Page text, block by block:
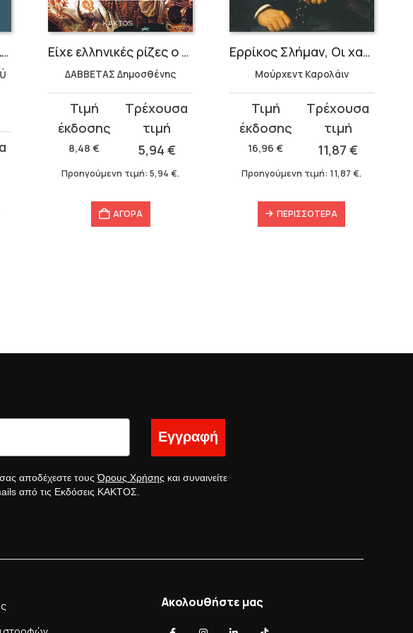
Ιωάννης Α, Καποδίστριας Είχε ελληνικές ρίζες ο Μ. Ναπολέων;
ΔΑΒΒΕΤΑΣ Δημοσθένης
8,48€
Original
price
was:
8,48 €.
5,94 €
τρέχουσα
τιμή
είναι:
Προηγούμενη τιμή:5,94€.
ΑΓΟΡΑ
Ερρίκος Σλήμαν, Οι χαμένοι θησαυροί της Τροίας
Μούρχεντ Καρολάιν
16,96€
Original
price
was:
16,96 €.
11,87€
τρέχουσα
τιμή
είναι:
Προηγούμενη τιμή: 11,87€.
ΠΕΡΙΣΣΌΤΕΡΑ
Εγγραφή
αποδέχεστε τουςΌρους Χρήσης και συναινείτε
από τις Εκδόσεις ΚΑΚΤΟΣ.
Ακολουθήστε μας